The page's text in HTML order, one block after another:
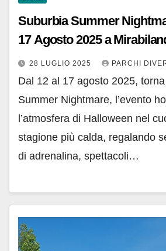
Suburbia Summer
17 Agosto 2025 a
28 LUGLIO 2025 PARCHI
Dal 12 al 17 agosto 2025,
Summer Nightmare, l’evento
l’atmosfera di Halloween nel
stagione più calda, regalando
di adrenalina, spettacoli…